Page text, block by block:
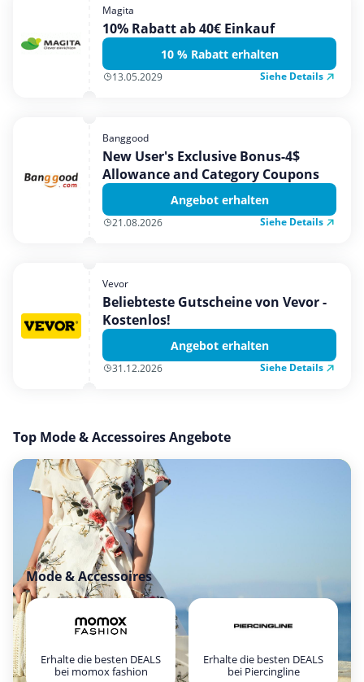
Magita
10% Rabatt ab 40€ Einkauf
10 % Rabatt erhalten
13.05.2029 Siehe Details
Banggood
New User's Exclusive Bonus-4$
Allowance and Category Coupons
Angebot erhalten
21.08.2026 Siehe Details
Vevor
Beliebteste Gutscheine von Vevor -
Kostenlos!
Angebot erhalten
31.12.2026 Siehe Details
Top Mode & Accessoires Angebote
Mode & Accessoires
Erhalte die besten DEALS
bei momox fashion
Erhalte die besten DEALS
bei Piercingline